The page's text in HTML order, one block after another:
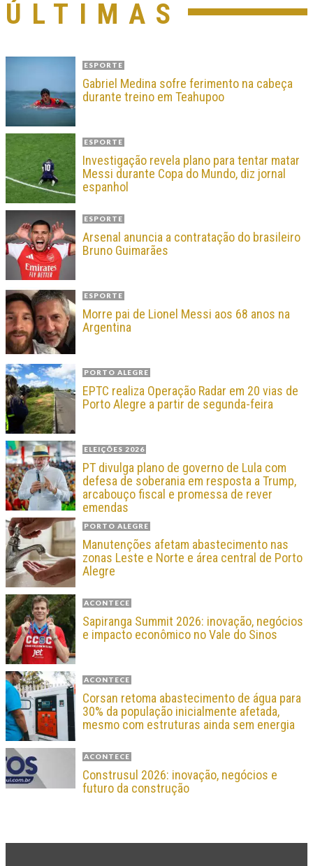
ÚLTIMAS
ESPORTE
Gabriel Medina sofre ferimento na cabeça
durante treino em Teahupoo
ESPORTE
Investigação revela plano para tentar matar
Messi durante Copa do Mundo, diz jornal
espanhol
ESPORTE
Arsenal anuncia a contratação do brasileiro
Bruno Guimarães
ESPORTE
Morre pai de Lionel Messi aos 68 anos na
Argentina
PORTO ALEGRE
EPTC realiza Operação Radar em 20 vias de
Porto Alegre a partir de segunda-feira
ELEIÇÕES 2026
PT divulga plano de governo de Lula com
defesa de soberania em resposta a Trump,
arcabouço fiscal e promessa de rever
emendas
PORTO ALEGRE
Manutenções afetam abastecimento nas
zonas Leste e Norte e área central de Porto
Alegre
ACONTECE
Sapiranga Summit 2026: inovação, negócios
e impacto econômico no Vale do Sinos
ACONTECE
Corsan retoma abastecimento de água para
30% da população inicialmente afetada,
mesmo com estruturas ainda sem energia
ACONTECE
Construsul 2026: inovação, negócios e
futuro da construção